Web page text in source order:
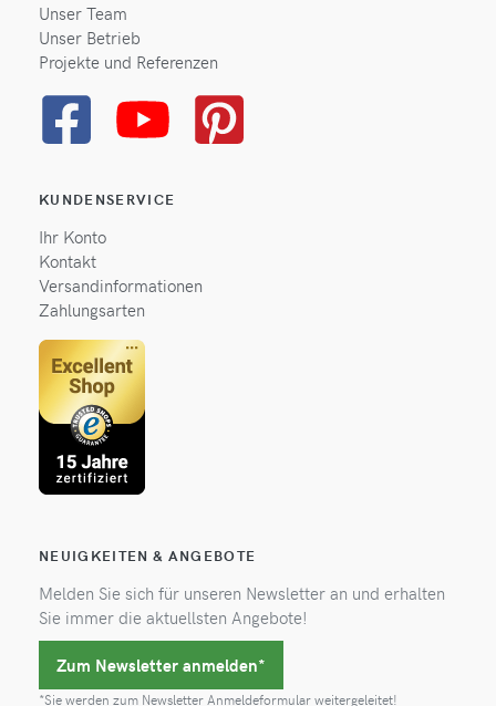
Unser Team
Unser Betrieb
Projekte und Referenzen
KUNDENSERVICE
Ihr Konto
Kontakt
Versandinformationen
Zahlungsarten
NEUIGKEITEN & ANGEBOTE
Melden Sie sich für unseren Newsletter an und erhalten
Sie immer die aktuellsten Angebote!
Zum Newsletter anmelden*
*Sie werden zum Newsletter Anmeldeformular weitergeleitet!